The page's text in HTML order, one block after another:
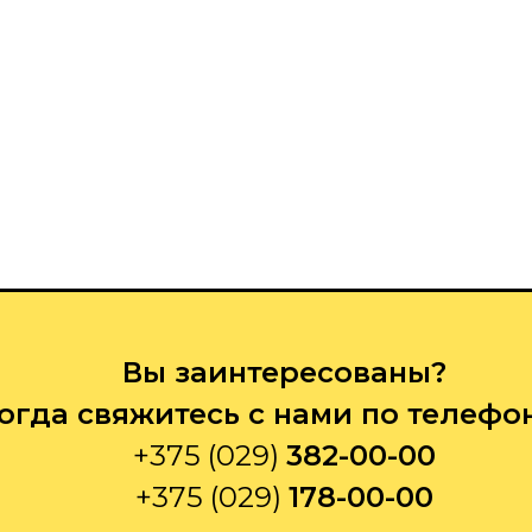
Вы заинтересованы?
свяжитесь с нами по
+375 (029) 382-00-00
+375 (029) 178-00-00